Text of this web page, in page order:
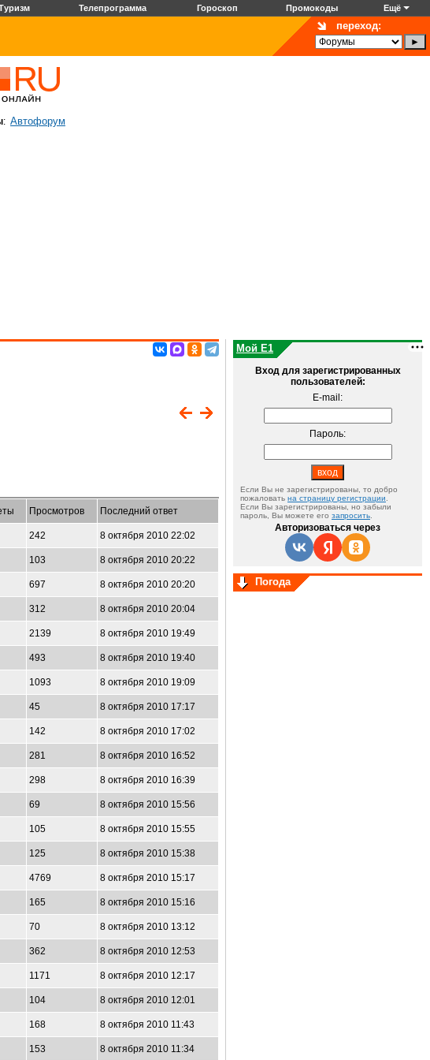
Телепрограмма Гороскоп Промокоды Ещё
переход:
: Автофорум
Просмотров Последний ответ
242 8 октября 2010 22:02
103 8 октября 2010 20:22
697 8 октября 2010 20:20
312 8 октября 2010 20:04
2139 8 октября 2010 19:49
493 8 октября 2010 19:40
1093 8 октября 2010 19:09
45 8 октября 2010 17:17
142 8 октября 2010 17:02
281 8 октября 2010 16:52
298 8 октября 2010 16:39
69 8 октября 2010 15:56
105 8 октября 2010 15:55
125 8 октября 2010 15:38
4769 8 октября 2010 15:17
165 8 октября 2010 15:16
70 8 октября 2010 13:12
362 8 октября 2010 12:53
1171 8 октября 2010 12:17
104 8 октября 2010 12:01
168 8 октября 2010 11:43
153 8 октября 2010 11:34
Мой E1
Вход для зарегистрированных
пользователей:
E-mail:
Пароль:
Если Вы не зарегистрированы, то добро
пожаловать на страницу регистрации
Если Вы зарегистрированы, но забыли
пароль, Вы можете его запросить
Авторизоваться через
Погода